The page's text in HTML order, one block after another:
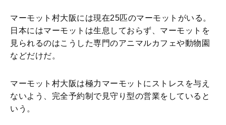
マーモット村大阪には現在25匹のマーモットがいる。
日本にはマーモットは生息しておらず、マーモットを
見られるのはこうした専門のアニマルカフェや動物園
などだけだ。
マーモット村大阪は極力マーモットにストレスを与え
ないよう、完全予約制で見守り型の営業をしていると
いう。